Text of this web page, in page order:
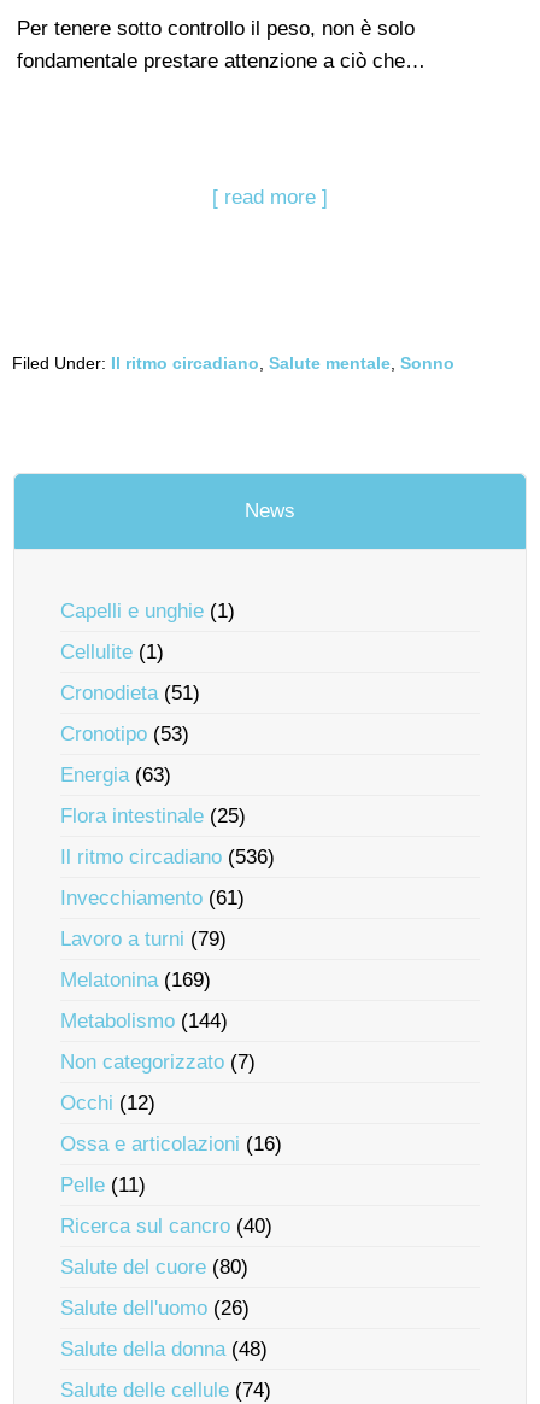
Per tenere sotto controllo il peso, non è solo
fondamentale prestare attenzione a ciò che…
[ read more ]
Filed Under: Il ritmo circadiano Salute mentale Sonno
News
Capelli e unghie (1)
Cellulite (1)
Cronodieta(51)
Cronotipo (53)
Energia(63)
Flora intestinale (25)
Il ritmo circadiano (536)
Invecchiamento (61)
Lavoro a turni (79)
Melatonina(169)
Metabolismo (144)
Non categorizzato (7)
Occhi (12)
Ossa e articolazioni (16)
Pelle (11)
Ricerca sul cancro (40)
Salute del cuore (80)
Salute dell'uomo (26)
Salute della donna(48)
Salute delle cellule (74)